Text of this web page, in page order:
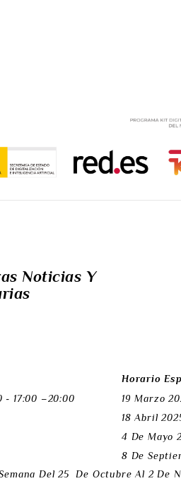
Noticias Y
Horario
- 17:00 –20:00 19 Marzo
18 Abril
4 De Mayo
8 De
Del 25 De Octubre Al 2 De